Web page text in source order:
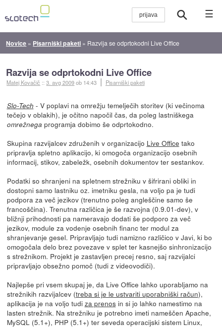
☰
Novice » Pisarniški paketi » Razvija se odprtokodni Live Office
Razvija se odprtokodni Live Office
Matej Kovačič ::3. avg 2009ob 14:43 Pisarniški paketi
Slo-Tech - V poplavi na omrežju temelječih storitev (ki večinoma
tečejo v oblakih), je očitno napočil čas, da poleg lastniškega
omrežnega programja dobimo še odprtokodno.
Skupina razvijalcev združenih v organizacijo Live Office tako
pripravlja spletno aplikacijo, ki omogoča organizacijo osebnih
informacij, stikov, zabeležk, osebnih dokumentov ter sestankov.
Podatki so shranjeni na spletnem strežniku v šifrirani obliki in
dostopni samo lastniku oz. imetniku gesla, na voljo pa je tudi
podpora za več jezikov (trenutno poleg angleščine samo še
francoščina). Trenutna različica je še razvojna (0.9.01-dev), v
bližnji prihodnosti pa nameravajo dodati še podporo za več
jezikov, module za vodenje osebnih financ ter modul za
shranjevanje gesel. Pripravljajo tudi namizno različico v Javi, ki bo
omogočala delo brez povezave v splet ter kasnejšo sinhronizacijo
s strežnikom. Projekt je zastavljen precej resno, saj razvijalci
pripravljajo obsežno pomoč (tudi z videovodiči).
Najlepše pri vsem skupaj je, da Live Office lahko uporabljamo na
strežnikih razvijalcev (treba si je le ustvariti uporabniški račun),
aplikacija je na voljo tudi za prenosin si jo lahko namestimo na
lasten strežnik. Na strežniku je potrebno imeti nameščen Apache,
MySQL (5.1+), PHP (5.1+) ter seveda operacijski sistem Linux,